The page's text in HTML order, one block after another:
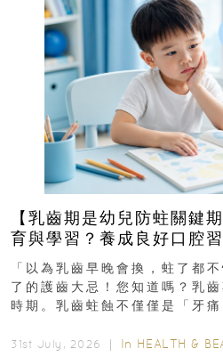
【乳齒期是幼兒防蛀關鍵
育與學習？養成良好口腔習慣， 舒適達
瑯質 兒童牙膏防護指南
「以為乳齒早晚會換，蛀了都
了的護齒大忌！您知道嗎？乳
時期。乳齒蛀蝕不僅僅是「牙
31st July, 2026 ｜ In HEALTH &